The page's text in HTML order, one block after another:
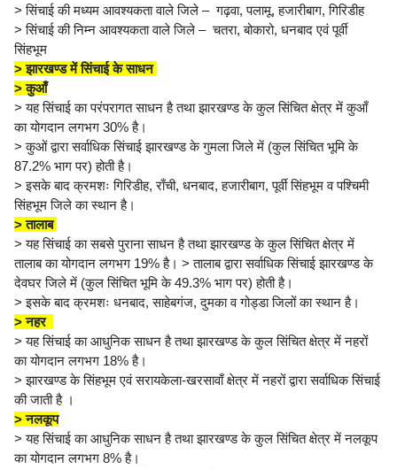
> सिंचाई की मध्यम आवश्यकता वाले जिले – गढ़वा, पलामू, हजारीबाग, गिरिडीह
> सिंचाई की निम्न आवश्यकता वाले जिले – चतरा, बोकारो, धनबाद एवं पूर्वी
सिंहभूम
> झारखण्ड में सिंचाई के साधन
> कुआँ
> यह सिंचाई का परंपरागत साधन है तथा झारखण्ड के कुल सिंचित क्षेत्र में कुआँ
का योगदान लगभग 30% है।
> कुओं द्वारा सर्वाधिक सिंचाई झारखण्ड के गुमला जिले में (कुल सिंचित भूमि के
87.2% भाग पर) होती है।
> इसके बाद क्रमशः गिरिडीह, राँची, धनबाद, हजारीबाग, पूर्वी सिंहभूम व पश्चिमी
सिंहभूम जिले का स्थान है।
> तालाब
> यह सिंचाई का सबसे पुराना साधन है तथा झारखण्ड के कुल सिंचित क्षेत्र में
तालाब का योगदान लगभग 19% है। > तालाब द्वारा सर्वाधिक सिंचाई झारखण्ड के
देवघर जिले में (कुल सिंचित भूमि के 49.3% भाग पर) होती है।
> इसके बाद क्रमशः धनबाद, साहेबगंज, दुमका व गोड्डा जिलों का स्थान है।
> नहर
> यह सिंचाई का आधुनिक साधन है तथा झारखण्ड के कुल सिंचित क्षेत्र में नहरों
का योगदान लगभग 18% है।
> झारखण्ड के सिंहभूम एवं सरायकेला-खरसावाँ क्षेत्र में नहरों द्वारा सर्वाधिक सिंचाई
की जाती है ।
> नलकूप
> यह सिंचाई का आधुनिक साधन है तथा झारखण्ड के कुल सिंचित क्षेत्र में नलकूप
का योगदान लगभग 8% है।